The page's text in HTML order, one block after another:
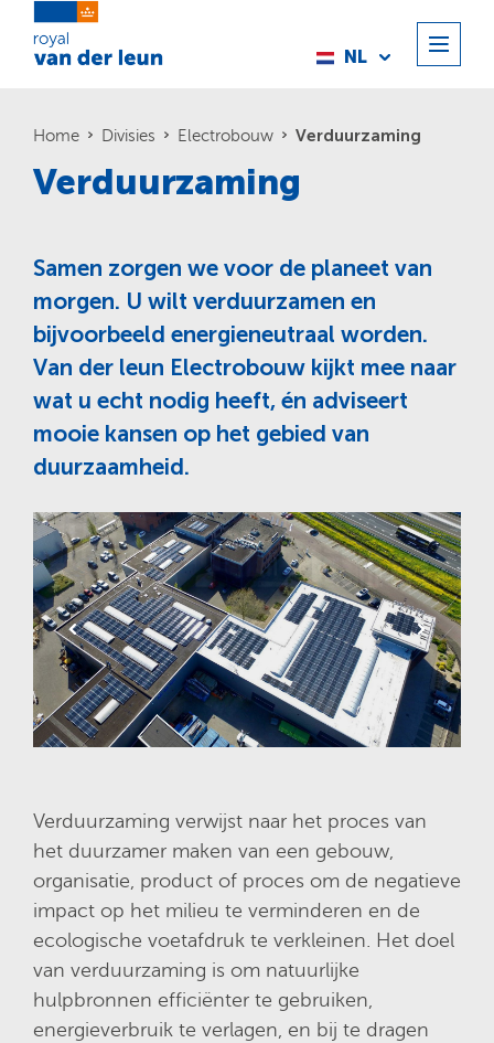
NL
Home Divisies Electrobouw Verduurzaming
Verduurzaming
Samen zorgen we voor de planeet van
morgen. U wilt verduurzamen en
bijvoorbeeld energieneutraal worden.
Van der leun Electrobouw kijkt mee naar
wat u echt nodig heeft, én adviseert
mooie kansen op het gebied van
duurzaamheid.
Verduurzaming verwijst naar het proces van
het duurzamer maken van een gebouw,
organisatie, product of proces om de negatieve
impact op het milieu te verminderen en de
ecologische voetafdruk te verkleinen. Het doel
van verduurzaming is om natuurlijke
hulpbronnen efficiënter te gebruiken,
energieverbruik te verlagen, en bij te dragen